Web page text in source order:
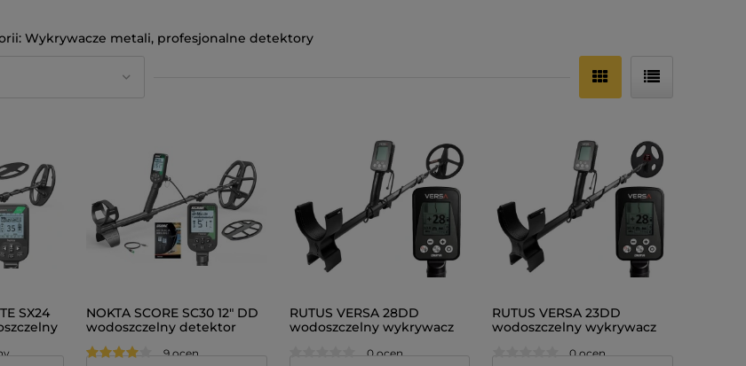
Wykrywacze metali, profesjonalne detektory
SX24
NOKTA SCORE SC30 12" DD
wodoszczelny detektor
9 ocen
RUTUS VERSA 28DD
wodoszczelny wykrywacz
0 ocen
RUTUS VERSA 23DD
wodoszczelny wykrywacz
0 ocen